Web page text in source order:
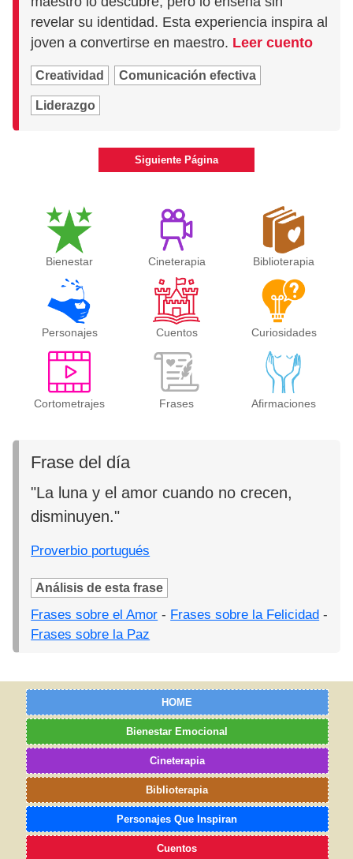
revelar su identidad. Esta experiencia inspira al
joven a convertirse en maestro. Leer cuento
Creatividad Comunicación efectiva
Liderazgo
Siguiente Página
Bienestar Cineterapia Biblioterapia
Personajes Cuentos Curiosidades
Cortometrajes Frases Afirmaciones
Frase del día
"La luna y el amor cuando no crecen,
disminuyen."
Proverbio portugués
Análisis de esta frase
Frases sobre el Amor - Frases sobre la Felicidad -
Frases sobre la Paz
HOME
Bienestar Emocional
Cineterapia
Biblioterapia
Personajes Que Inspiran
Cuentos